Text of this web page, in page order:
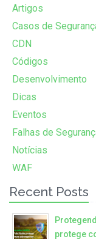
Artigos
Casos de
CDN
Códigos
Desenvolvimento
Dicas
Eventos
Falhas de
Notícias
WAF
Recent Posts
protege